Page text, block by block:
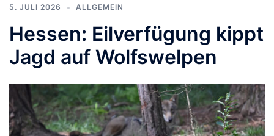
5. JULI 2026 ALLGEMEIN
Hessen: Eilverfügung kippt
Jagd auf Wolfswelpen